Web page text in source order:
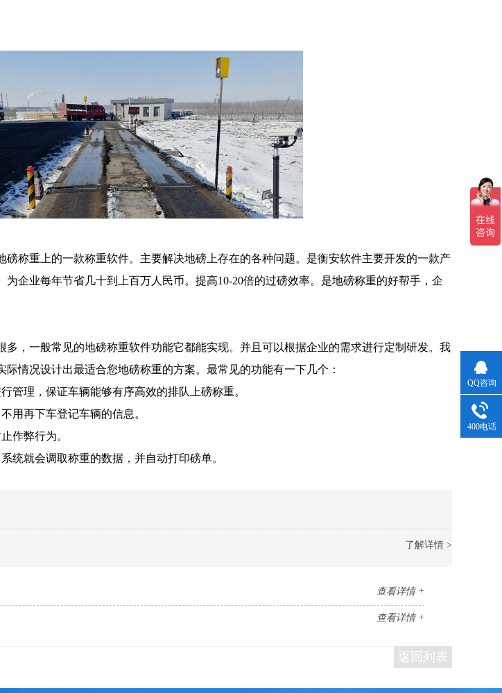
称重上的一款称重软件。主要解决地磅上存在的各种问题。是衡安软件主要开发的一款产
企业每年节省几十到上百万人民币。提高10-20倍的过磅效率。是地磅称重的好帮手，企
，一般常见的地磅称重软件功能它都能实现。并且可以根据企业的需求进行定制研发。我
情况设计出最适合您地磅称重的方案。最常见的功能有一下几个：
理，保证车辆能够有序高效的排队上磅称重。
再下车登记车辆的信息。
作弊行为。
就会调取称重的数据，并自动打印磅单。
了解详情 >
查看详情 +
查看详情 +
返回列表
QQ咨询
400电话